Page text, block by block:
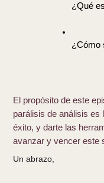
¿Qué
¿Cómo
El propósito de este
parálisis de análisis es
éxito, y darte las
avanzar y vencer este
Un abrazo,